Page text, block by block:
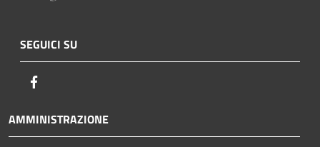
SEGUICI SU
AMMINISTRAZIONE